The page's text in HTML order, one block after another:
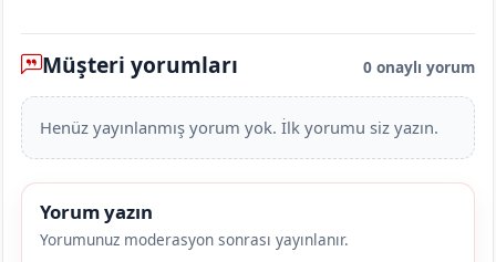
Müşteri yorumları 0 onaylı yorum
Henüz yayınlanmış yorum yok. İlk yorumu siz yazın.
Yorum yazın
Yorumunuz moderasyon sonrası yayınlanır.